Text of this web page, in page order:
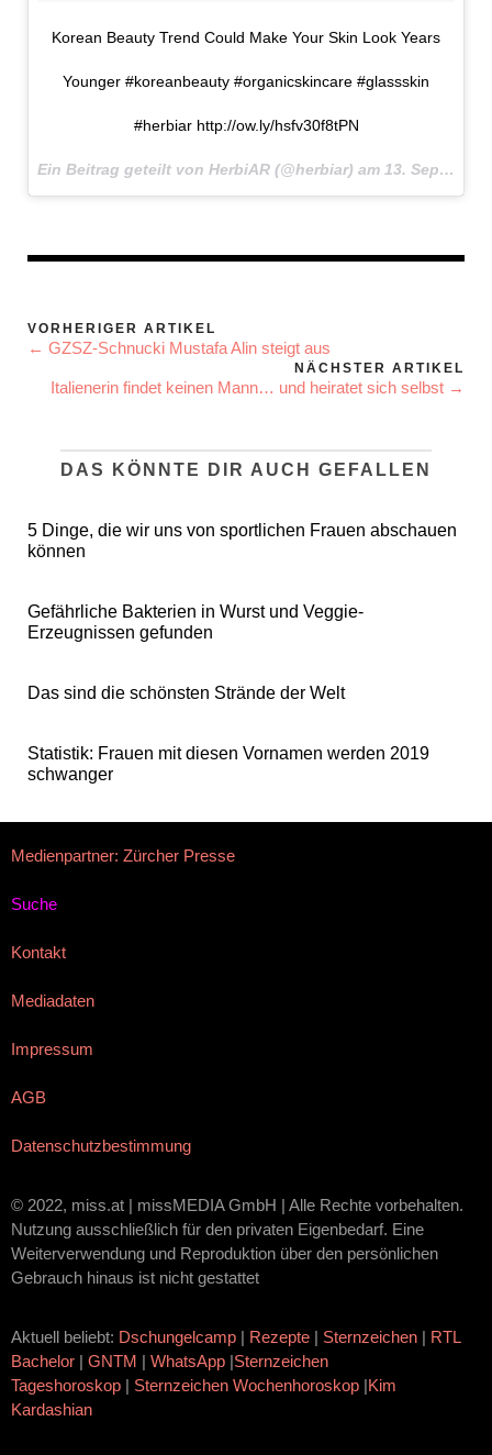
Korean Beauty Trend Could Make Your Skin Look Years
Younger #koreanbeauty #organicskincare #glassskin
#herbiar http://ow.ly/hsfv30f8tPN
Ein Beitrag geteilt von HerbiAR (@herbiar) am 13. Sep 2017 um 18:19 Uhr
VORHERIGER ARTIKEL
← GZSZ-Schnucki Mustafa Alin steigt aus
NÄCHSTER ARTIKEL
Italienerin findet keinen Mann… und heiratet sich selbst →
DAS KÖNNTE DIR AUCH GEFALLEN
5 Dinge, die wir uns von sportlichen Frauen abschauen
können
Gefährliche Bakterien in Wurst und Veggie-
Erzeugnissen gefunden
Das sind die schönsten Strände der Welt
Statistik: Frauen mit diesen Vornamen werden 2019
schwanger
Medienpartner: Zürcher Presse
Suche
Kontakt
Mediadaten
Impressum
AGB
Datenschutzbestimmung
© 2022, miss.at | missMEDIA GmbH | Alle Rechte vorbehalten.
Nutzung ausschließlich für den privaten Eigenbedarf. Eine
Weiterverwendung und Reproduktion über den persönlichen
Gebrauch hinaus ist nicht gestattet
Aktuell beliebt: Dschungelcamp | Rezepte | Sternzeichen | RTL
Bachelor | GNTM | WhatsApp |Sternzeichen
Tageshoroskop | Sternzeichen Wochenhoroskop |Kim
Kardashian